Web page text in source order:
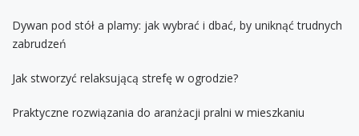
Dywan pod stół a plamy: jak wybrać i dbać, by uniknąć trudnych
zabrudzeń
Jak stworzyć relaksującą strefę w ogrodzie?
Praktyczne rozwiązania do aranżacji pralni w mieszkaniu